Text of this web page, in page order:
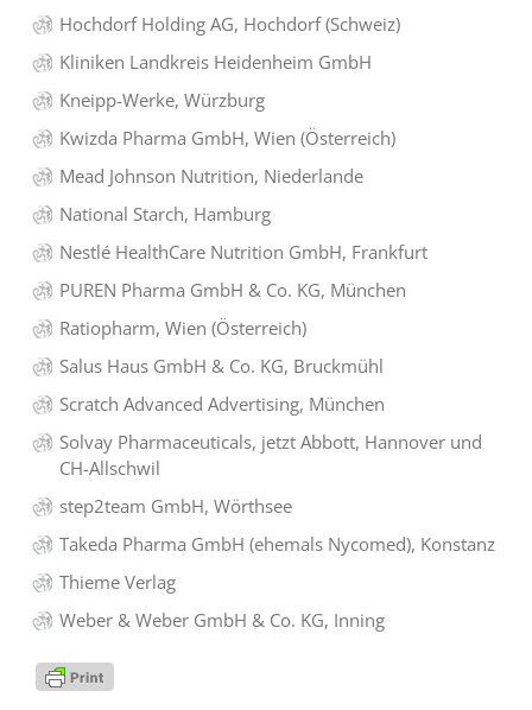
Hochdorf Holding AG, Hochdorf (Schweiz)
Kliniken Landkreis Heidenheim GmbH
Kneipp-Werke, Würzburg
Kwizda Pharma GmbH, Wien (Österreich)
Mead Johnson Nutrition, Niederlande
National Starch, Hamburg
Nestlé HealthCare Nutrition GmbH, Frankfurt
PUREN Pharma GmbH & Co. KG, München
Ratiopharm, Wien (Österreich)
Salus Haus GmbH & Co. KG, Bruckmühl
Scratch Advanced Advertising, München
Solvay Pharmaceuticals, jetzt Abbott, Hannover und
CH-Allschwil
step2team GmbH, Wörthsee
Takeda Pharma GmbH (ehemals Nycomed), Konstanz
Thieme Verlag
Weber & Weber GmbH & Co. KG, Inning